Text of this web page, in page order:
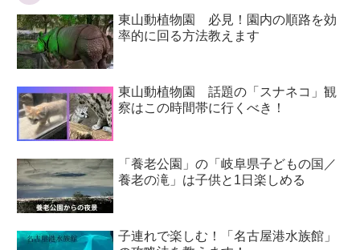
東山動植物園 必見！園内の順路を効
率的に回る方法教えます
東山動植物園 話題の「スナネコ」観
察はこの時間帯に行くべき！
「養老公園」の「岐阜県子どもの国／
養老の滝」は子供と1日楽しめる
子連れで楽しむ！「名古屋港水族館」